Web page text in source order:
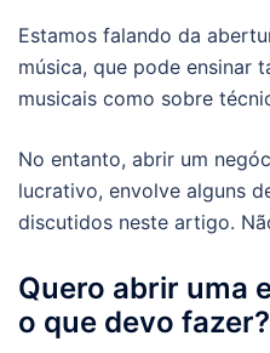
Estamos falando da
música, que pode ensinar
musicais como sobre
No entanto, abrir um
lucrativo, envolve alguns
discutidos neste artigo.
Quero abrir uma
o que devo fazer?